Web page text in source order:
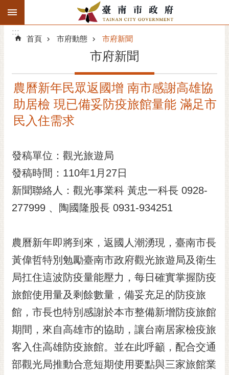
跳到主要內容區塊
搜
階
精彩府城
市府動態
市政資訊
黃
偉
哲
光
花
桐
花
祭
:::
:::
首頁 市府動態 市府新聞
市府新聞
農曆新年民眾返國增 南市感謝高雄協
助居檢 現已備妥防疫旅館量能 滿足市
民入住需求
發稿單位：觀光旅遊局
發稿時間：110年1月27日
新聞聯絡人：觀光事業科 黃忠一科長 0928-
277999 、陶國隆股長 0931-934251
農曆新年即將到來，返國人潮湧現，臺南市長
黃偉哲特別勉勵臺南市政府觀光旅遊局及衛生
局扛住這波防疫量能壓力，每日確實掌握防疫
旅館使用量及剩餘數量，備妥充足的防疫旅
館，市長也特別感謝於本市整備新增防疫旅館
期間，來自高雄市的協助，讓台南居家檢疫旅
客入住高雄防疫旅館。並在此呼籲，配合交通
部觀光局推動合意短期使用要點與三家旅館業